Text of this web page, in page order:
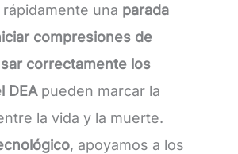
una parada
compresiones de
correctamente los
DEApueden marcar la
la vida y la muerte.
, apoyamos a los